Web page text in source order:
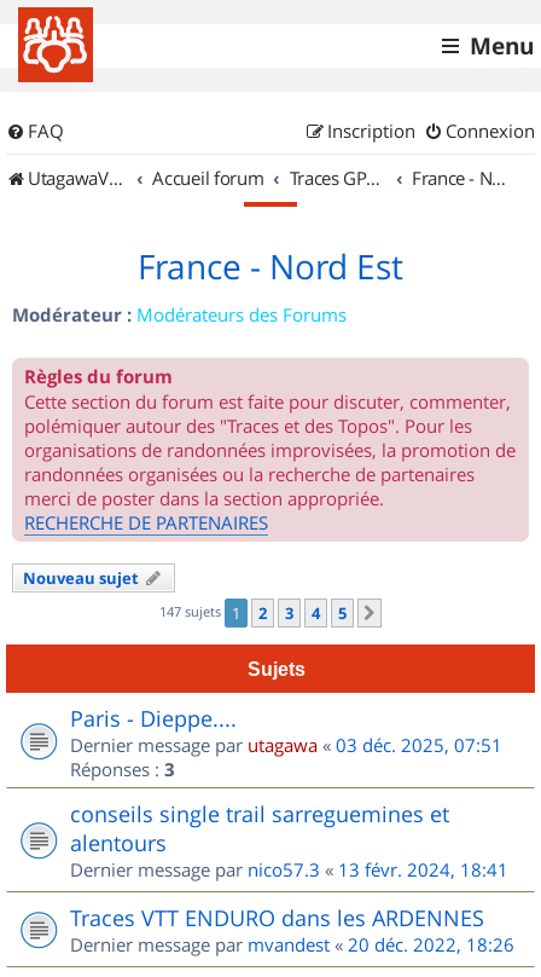
Menu
FAQ Connexion
Inscription
UtagawaVTT (Randos VTT et VTTAE avec traces GPS)
Accueil forum Traces GPS de randos VTT France - Nord Est
France - Nord Est
Modérateur : Modérateurs des Forums
Règles du forum
Cette section du forum est faite pour discuter, commenter,
polémiquer autour des "Traces et des Topos". Pour les
organisations de randonnées improvisées, la promotion de
randonnées organisées ou la recherche de partenaires
merci de poster dans la section appropriée.
RECHERCHE DE PARTENAIRES
Nouveau sujet
147 sujets 1 2 3 4 5
Sujets
Paris - Dieppe....
Dernier message par utagawa « 03 déc. 2025, 07:51
Réponses : 3
conseils single trail sarreguemines et
alentours
Dernier message par nico57.3 « 13 févr. 2024, 18:41
Traces VTT ENDURO dans les ARDENNES
Dernier message par mvandest « 20 déc. 2022, 18:26